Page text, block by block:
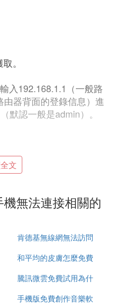
。
入192.168.1.1（一般路
器背面的登錄信息）進
默認一般是admin）。
【PPPoE撥號】（有些
示步驟輸入上網的用戶
設置】里，選【正常模
連接】，保存，退出。
不了網是怎麼回事
路不好，先斷掉路由器
許就是寬頻的問題，網
文
無法連接相關的
肯德基無線網無法訪問
網路
和平均的皮膚怎麼免費
領取
騰訊微雲免費試用為什
麼扣費
手機版免費創作音樂軟